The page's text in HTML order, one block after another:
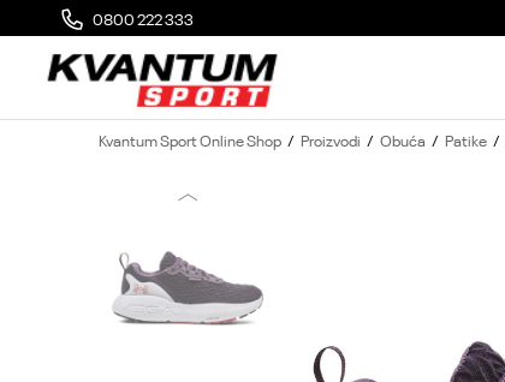
0800 222 333
MOGUĆA ZAMENA 14 DANA OD DOSTAVE
Kvantum Sport Online Shop Proizvodi Obuća Patike